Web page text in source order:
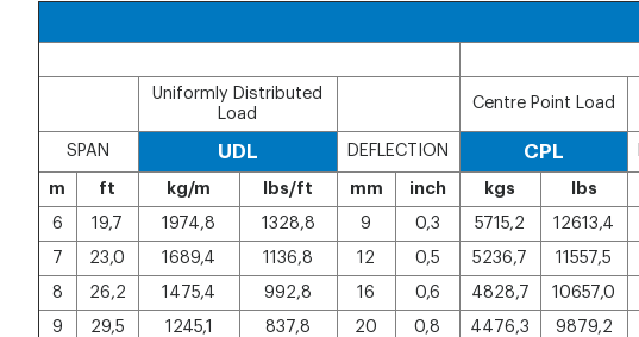
Uniformly Distributed
Load
Centre Point Load
SPAN UDL DEFLECTION CPL
m ft kg/m lbs/ft mm inch kgs lbs
6
19,7 1974,8 1328,8 9 0,3 5715,2 12613,4
7
23,0 1689,4 1136,8 12 0,5 5236,7 11557,5
8
26,2 1475,4 992,8 16 0,6 4828,7 10657,0
9
29,5 1245,1 837,8 20 0,8 4476,3 9879,2